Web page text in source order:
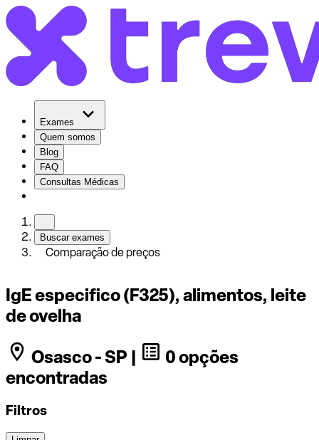
Exames
Quem somos
Blog
FAQ
Consultas Médicas
Buscar exames
Comparação de preços
IgE especifico (F325), alimentos, leite
de ovelha
Osasco - SP |
0 opções
encontradas
Filtros